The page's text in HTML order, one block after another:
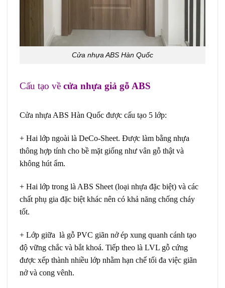
Cửa nhựa ABS Hàn Quốc
Cấu tạo về cửa nhựa giả gỗ ABS
Cửa nhựa ABS Hàn Quốc được cấu tạo 5 lớp:
+ Hai lớp ngoài là DeCo-Sheet. Được làm bằng nhựa
thông hợp tính cho bề mặt giống như vân gỗ thật và
không hút ẩm.
+ Hai lớp trong là ABS Sheet (loại nhựa đặc biệt) và các
chất phụ gia đặc biệt khác nên có khả năng chống cháy
tốt.
+ Lớp giữa là gỗ PVC giãn nở ép xung quanh cánh tạo
độ vững chắc và bắt khoá. Tiếp theo là LVL gỗ cứng
được xếp thành nhiều lớp nhằm hạn chế tối đa việc giãn
nở và cong vênh.